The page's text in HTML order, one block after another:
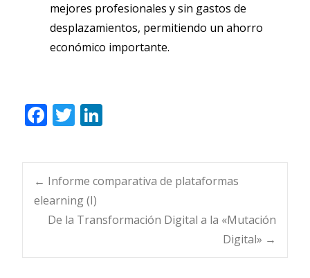
mejores profesionales y sin gastos de
desplazamientos, permitiendo un ahorro
económico importante.
F
e
b
o
o
T
itt
er
k
e
n
Navegación
de
← Informe comparativa de plataformas
elearning (I)
De la Transformación Digital a la «Mutación
Digital» →